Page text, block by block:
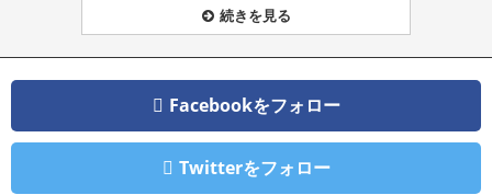
続きを見る
Facebookをフォロー
Twitterをフォロー